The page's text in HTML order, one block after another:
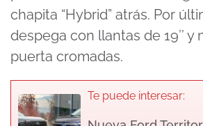
chapita “Hybrid” atrás. Por
despega con llantas de 19’’ y
puerta cromadas.
Te puede interesar: